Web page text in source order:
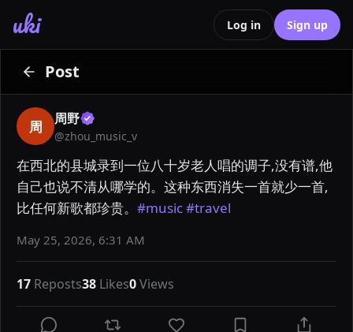
uki Log in Sign up
Post
周 周野
@zhou_music_v
在西北的县城录到一位八十岁老人唱的调子,没有谱,他
自己也说不清从哪学的。这种东西消失一首就少一首,
比任何新歌都珍贵。 #music#travel
May 25, 2026, 6:31 AM
17 Reposts38 Likes0Views